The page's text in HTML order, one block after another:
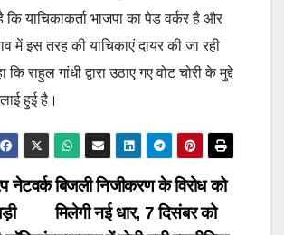
याचिकाकर्ता भाजपा का पेड वर्कर है और
में इस तरह की याचिकाएं दायर की जा रही
राहुल गांधी द्वारा उठाए गए वोट चोरी के मुद्दे
हुई है।
बिजली निजीकरण के विरोध को
मिलेगी नई धार, 7 दिसंबर को
नेटवर्क